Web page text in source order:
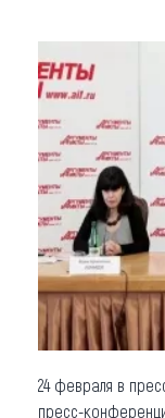
Что
О регионе
Коллекция
Другие
24 февраля в
пресс-